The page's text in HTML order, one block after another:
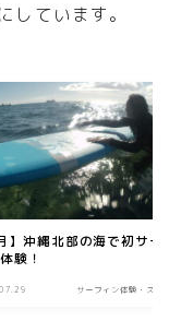
しています。
】沖縄北部の海で初サー
験！
サーフィン体験・スク